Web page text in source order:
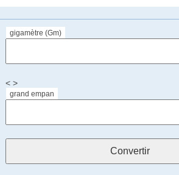
gigamètre (Gm)
< >
grand empan